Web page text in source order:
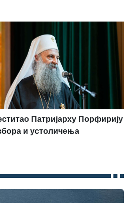
Патријарху Порфирију
и устоличења